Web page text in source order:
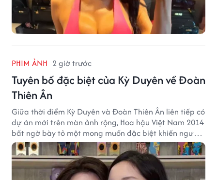
PHIM ẢNH 2 giờ trước
Tuyên bố đặc biệt của Kỳ Duyên về Đoàn
Thiên Ân
Giữa thời điểm Kỳ Duyên và Đoàn Thiên Ân liên tiếp có
dự án mới trên màn ảnh rộng, Hoa hậu Việt Nam 2014
bất ngờ bày tỏ một mong muốn đặc biệt khiến người
hâm mộ chú ý.